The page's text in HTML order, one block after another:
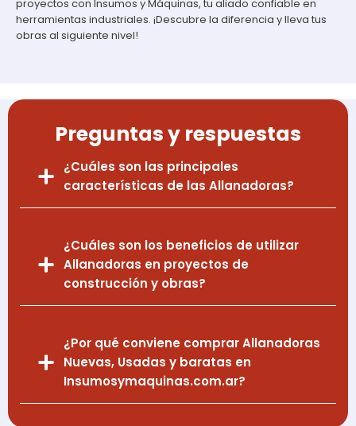
proyectos con Insumos y Máquinas, tu aliado confiable en
herramientas industriales. ¡Descubre la diferencia y lleva tus
obras al siguiente nivel!
Preguntas y respuestas
¿Cuáles son las principales
características de las Allanadoras?
¿Cuáles son los beneficios de utilizar
Allanadoras en proyectos de
construcción y obras?
¿Por qué conviene comprar Allanadoras
Nuevas, Usadas y baratas en
Insumosymaquinas.com.ar?